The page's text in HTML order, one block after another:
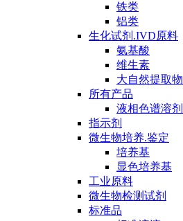
铁类
铝类
生化试剂.IVD原料
氨基酸
维生素
大自然提取物
所有产品
液相色谱溶剂
指示剂
微生物培养.鉴定
培养基
显色培养基
工业原料
微生物检测试剂
标准品